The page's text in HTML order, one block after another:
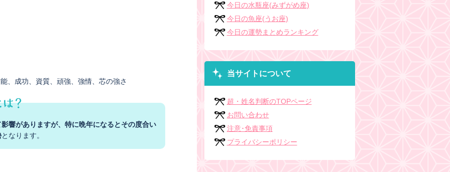
成功 資質 頑強 強情 芯の強さ
響がありますが、特に晩年になるとその度合い
となります。
今日の水瓶座(みずがめ座)
今日の魚座(うお座)
今日の運勢まとめランキング
当サイトについて
超・姓名判断のTOPページ
お問い合わせ
注意･免責事項
プライバシーポリシー